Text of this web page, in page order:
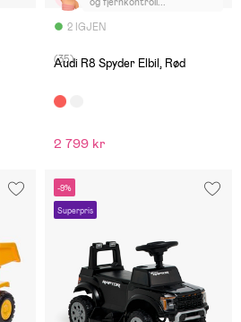
2 IGJEN
(35)
Audi R8 Spyder Elbil, Rød
2 799 kr
-9%
Superpris